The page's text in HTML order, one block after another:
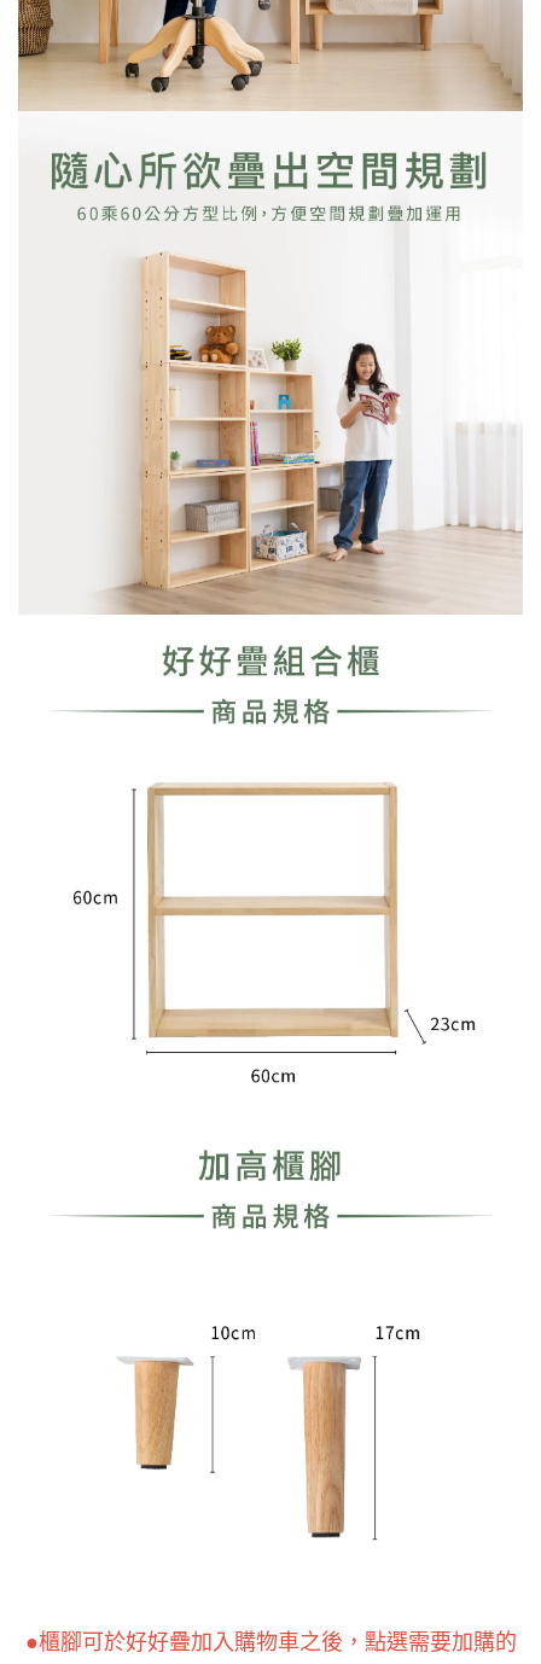
●櫃腳可於好好疊加入購物車之後，點選需要加購的